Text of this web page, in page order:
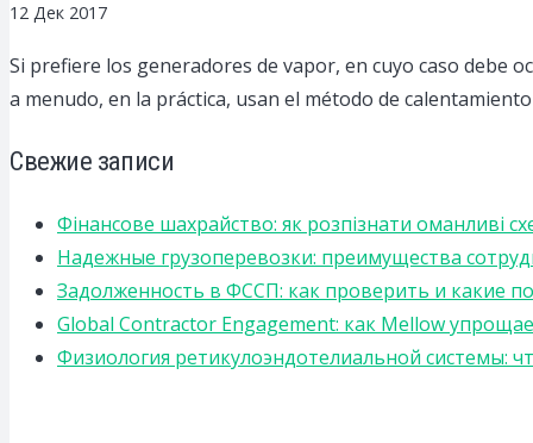
12 Дек 2017
Si prefiere los generadores de vapor, en cuyo caso debe
a menudo, en la práctica, usan el método de
Свежие записи
Фінансове шахрайство: як розпізнати оманливі
Надежные грузоперевозки: преимущества
Задолженность в ФССП: как проверить и какие
Global Contractor Engagement: как Mellow
Физиология ретикулоэндотелиальной системы: